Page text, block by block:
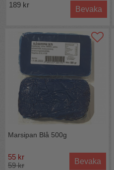
189 kr
Bevaka
Marsipan Blå 500g
55 kr
59 kr
Bevaka